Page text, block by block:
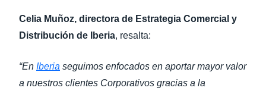
Celia Muñoz, directora de Estrategia Comercial y
Distribución de Iberia, resalta:
“En Iberia seguimos enfocados en aportar mayor valor
a nuestros clientes Corporativos gracias a la